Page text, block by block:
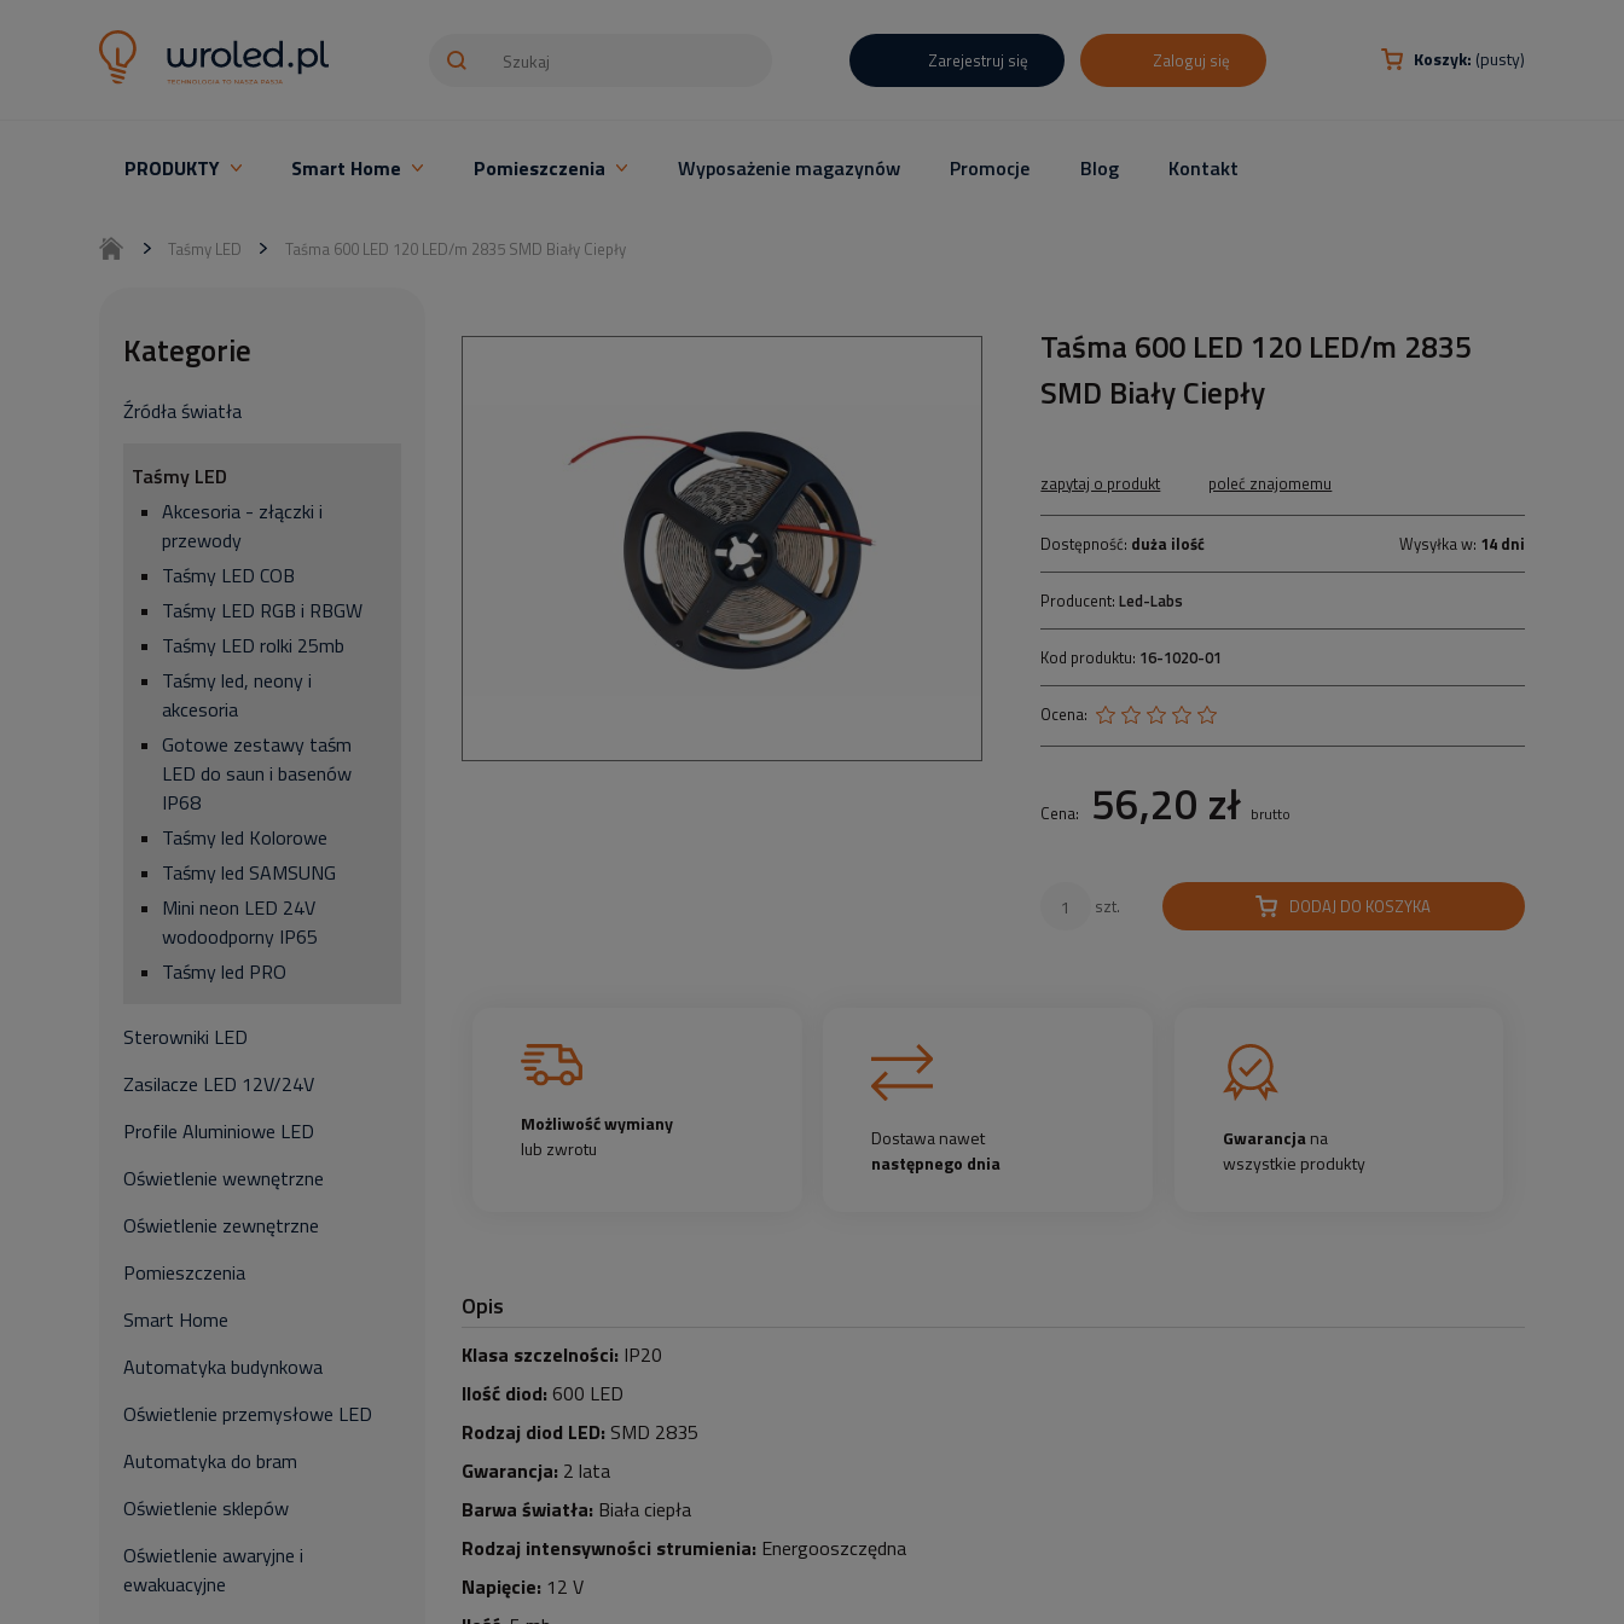
Koszyk: (pusty)
Zarejestruj się Zaloguj się
PRODUKTY Smart Home Pomieszczenia Wyposażenie magazynów Promocje Blog Kontakt
Taśmy LED Taśma 600 LED 120 LED/m 2835 SMD Biały Ciepły
Kategorie
Źródła światła
Taśmy LED
Akcesoria - złączki i
przewody
Taśmy LED COB
Taśmy LED RGB i RBGW
Taśmy LED rolki 25mb
Taśmy led, neony i
akcesoria
Gotowe zestawy taśm
LED do saun i basenów
IP68
Taśmy led Kolorowe
Taśmy led SAMSUNG
Mini neon LED 24V
wodoodporny IP65
Taśmy led PRO
Sterowniki LED
Zasilacze LED 12V/24V
Profile Aluminiowe LED
Oświetlenie wewnętrzne
Oświetlenie zewnętrzne
Pomieszczenia
Smart Home
Automatyka budynkowa
Oświetlenie przemysłowe LED
Automatyka do bram
Oświetlenie sklepów
Oświetlenie awaryjne i
ewakuacyjne
Taśma 600 LED 120 LED/m 2835
SMD Biały Ciepły
zapytaj o produkt poleć znajomemu
Dostępność: duża ilość Wysyłka w: 14 dni
Producent:Led-Labs
Kod produktu: 16-1020-01
Ocena:
Cena: 56,20 zł brutto
szt. DODAJ DO KOSZYKA
Możliwość wymiany
lub zwrotu
Dostawa nawet
następnego dnia
Gwarancjana
wszystkie produkty
Opis
Klasa szczelności: IP20
Ilość diod: 600 LED
Rodzaj diod LED: SMD 2835
Gwarancja: 2 lata
Barwa światła: Biała ciepła
Rodzaj intensywności strumienia: Energooszczędna
Napięcie: 12 V